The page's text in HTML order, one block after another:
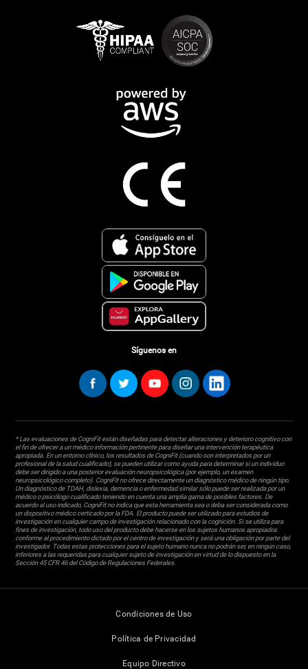
Síguenos en
* Las evaluaciones de CogniFit están diseñadas para detectar alteraciones y deterioro cognitivo con
el fin de ofrecer a un médico información pertinente para diseñar una intervención terapéutica
apropiada. En un entorno clínico, los resultados de CogniFit (cuando son interpretados por un
profesional de la salud cualificado), se pueden utilizar como ayuda para determinar si un individuo
debe ser dirigido a una posterior evaluación neuropsicológica (por ejemplo, un examen
neuropsicológico completo). CogniFit no ofrece directamente un diagnóstico médico de ningún tipo.
Un diagnóstico de TDAH, dislexia, demencia o enfermedad similar sólo puede ser realizada por un
médico o psicólogo cualificado teniendo en cuenta una amplia gama de posibles factores. De
acuerdo al uso indicado, CogniFit no indica que esta herramienta sea o deba ser considerada como
un dispositivo médico certicado por la FDA. El producto puede ser utilizado para estudios de
investigación en cualquier campo de investigación relacionado con la cognición. Si se utiliza para
fines de investigación, todo uso del producto debe hacerse en los sujetos humanos apropiados
conforme al procedimiento dictado por el centro de investigación y será una obligación por parte del
investigador. Todas estas protecciones para el sujeto humano nunca no podrán ser, en ningún caso,
inferiores a las requeridas para cualquier sujeto de investigación en virtud de lo dispuesto en la
Sección 45 CFR 46 del Código de Regulaciones Federales.
Condiciones de Uso
Política de Privacidad
Equipo Directivo